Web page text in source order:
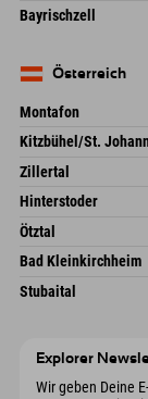
Deutschland
Frickenstraße 22
82490 Farchant
Bayrischzell
Deutschland
Österreich
Montafon
Dorfstr. 127b
6793 Gaschurn/
Österreich
Kitzbühel/St.
Speckbacherstraße
Österreich
Zillertal
Schmiedau 2
Österreich
Hinterstoder
Freizeitpark 10
Österreich
Ötztal
Gscheat 14
Österreich
Bad Kleinkirchheim
Dorfstraße 24
Stubaital
Explorer
Wir geben Deine